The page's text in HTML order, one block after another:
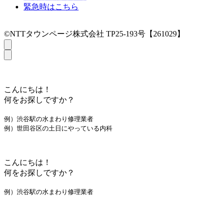
緊急時はこちら
©NTTタウンページ株式会社 TP25-193号【261029】
こんにちは！
何をお探しですか？
例）渋谷駅の水まわり修理業者
例）世田谷区の土日にやっている内科
こんにちは！
何をお探しですか？
例）渋谷駅の水まわり修理業者